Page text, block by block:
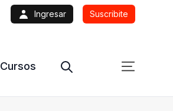
Ingresar Suscribite
Cursos